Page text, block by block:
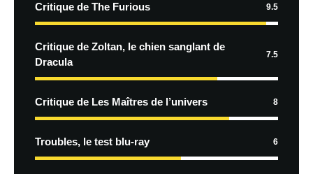
Critique de The Furious 9.5
Critique de Zoltan, le chien sanglant de
Dracula
7.5
Critique de Les Maîtres de l’univers 8
Troubles, le test blu-ray 6